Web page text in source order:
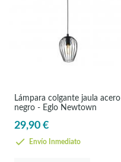
Lámpara colgante jaula acero
negro - Eglo Newtown
29,90 €
Envío Inmediato